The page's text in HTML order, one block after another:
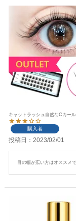
キャットラッシュ自然なCカール
購入者
投稿日 2023/02/01
目の幅が広い方はオススメ